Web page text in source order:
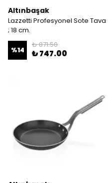
Altınbaşak
Lazzetti Profesyonel Sote Tava
; 18 cm.
%14
₺ 871.50
₺ 747.00